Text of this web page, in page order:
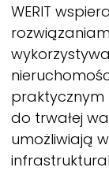
WERIT
praktycznym
do trwałej
umożliwiają